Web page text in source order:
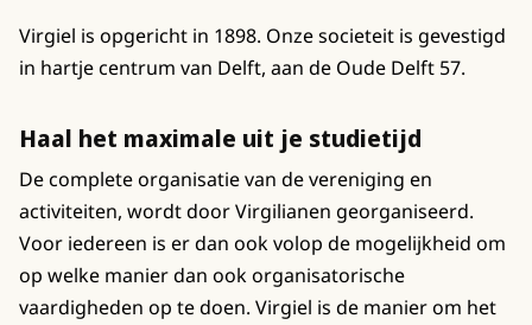
Virgiel is opgericht in 1898. Onze societeit is gevestigd
in hartje centrum van Delft, aan de Oude Delft 57.
Haal het maximale uit je studietijd
De complete organisatie van de vereniging en
activiteiten, wordt door Virgilianen georganiseerd.
Voor iedereen is er dan ook volop de mogelijkheid om
op welke manier dan ook organisatorische
vaardigheden op te doen. Virgiel is de manier om het